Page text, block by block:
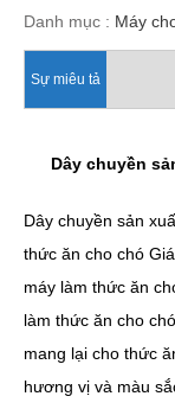
Danh mục : Máy
Sự miêu tả
Dây chuyền
Dây chuyền sản
thức ăn cho chó
máy làm thức ăn
làm thức ăn cho
mang lại cho thức
hương vị và màu